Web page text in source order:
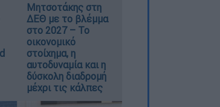
Μητσοτάκης στη
ΔΕΘ με το βλέμμα
στο 2027 – Το
οικονομικό
στοίχημα, η
αυτοδυναμία και η
δύσκολη διαδρομή
μέχρι τις κάλπες